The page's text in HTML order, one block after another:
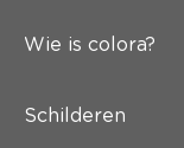
Wie is colora?
Schilderen